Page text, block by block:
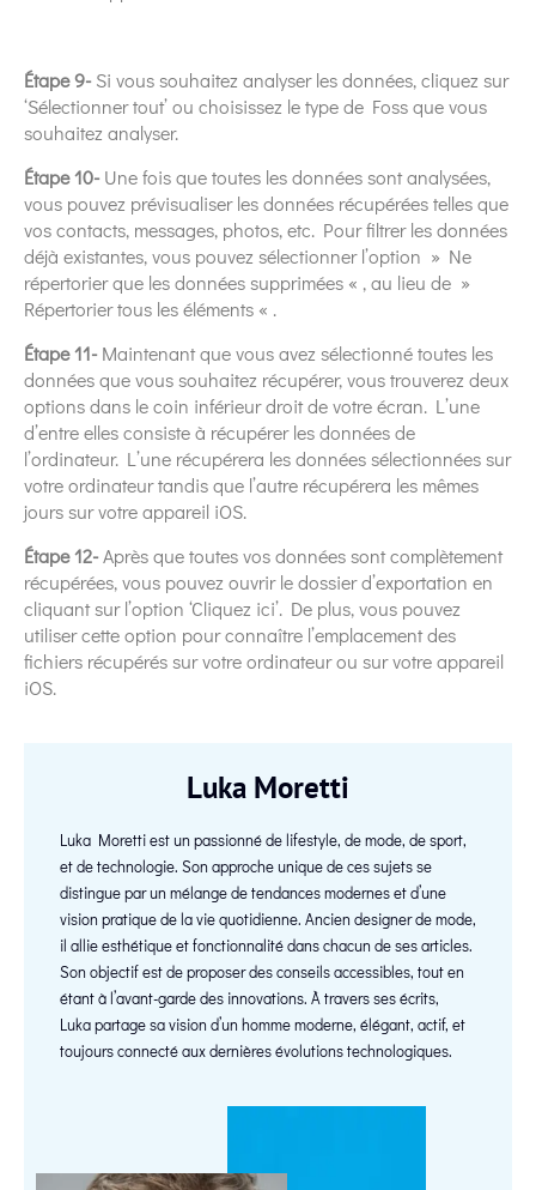
Étape 9-Si vous souhaitez analyser les données, cliquez sur
‘Sélectionner tout’ ou choisissez le type de Foss que vous
souhaitez analyser.
Étape 10-Une fois que toutes les données sont analysées,
vous pouvez prévisualiser les données récupérées telles que
vos contacts, messages, photos, etc. Pour filtrer les données
déjà existantes, vous pouvez sélectionner l’option » Ne
répertorier que les données supprimées « , au lieu de »
Répertorier tous les éléments « .
Étape 11-Maintenant que vous avez sélectionné toutes les
données que vous souhaitez récupérer, vous trouverez deux
options dans le coin inférieur droit de votre écran. L’une
d’entre elles consiste à récupérer les données de
l’ordinateur. L’une récupérera les données sélectionnées sur
votre ordinateur tandis que l’autre récupérera les mêmes
jours sur votre appareil iOS.
Étape 12-Après que toutes vos données sont complètement
récupérées, vous pouvez ouvrir le dossier d’exportation en
cliquant sur l’option ‘Cliquez ici’. De plus, vous pouvez
utiliser cette option pour connaître l’emplacement des
fichiers récupérés sur votre ordinateur ou sur votre appareil
iOS.
Luka Moretti
Luka Moretti est un passionné de lifestyle, de mode, de sport,
et de technologie. Son approche unique de ces sujets se
distingue par un mélange de tendances modernes et d’une
vision pratique de la vie quotidienne. Ancien designer de mode,
il allie esthétique et fonctionnalité dans chacun de ses articles.
Son objectif est de proposer des conseils accessibles, tout en
étant à l’avant-garde des innovations. À travers ses écrits,
Luka partage sa vision d’un homme moderne, élégant, actif, et
toujours connecté aux dernières évolutions technologiques.